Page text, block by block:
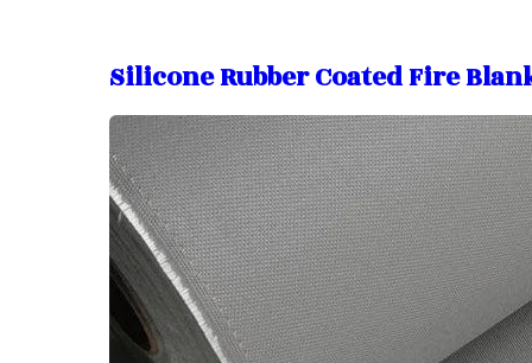
Silicone Rubber Coated Fire